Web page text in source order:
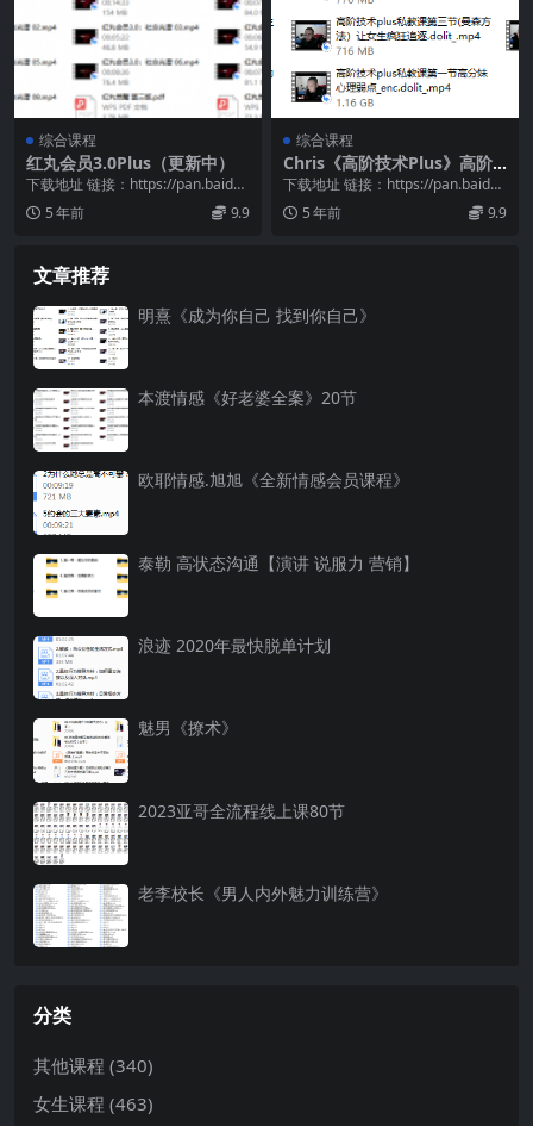
综合课程
红丸会员3.0Plus（更新中）
下载地址 链接：https://pan.baidu.
com/s/1wV4qFQ1...
5 年前 9.9
综合课程
Chris《高阶技术Plus》高阶
者路线
下载地址 链接：https://pan.baidu.
com/s/1RQg5tTj...
5 年前 9.9
文章推荐
明熹《成为你自己 找到你自己》
本渡情感《好老婆全案》20节
欧耶情感.旭旭《全新情感会员课程》
泰勒 高状态沟通【演讲 说服力 营销】
浪迹 2020年最快脱单计划
魅男《撩术》
2023亚哥全流程线上课80节
老李校长《男人内外魅力训练营》
分类
其他课程 (340)
女生课程 (463)